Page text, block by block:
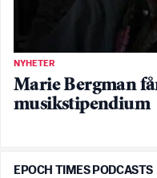
NYHETER
Marie Bergman
musikstipendium
EPOCH TIMES PODCASTS